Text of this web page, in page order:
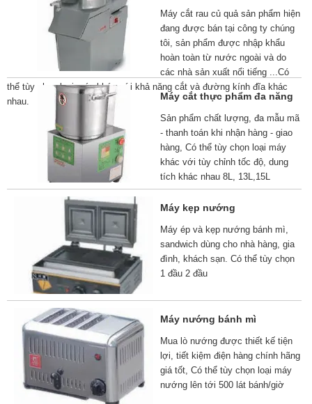
Máy cắt rau củ quả sản phẩm hiện
đang được bán tại công ty chúng
tôi, sản phẩm được nhập khẩu
hoàn toàn từ nước ngoài và do
các nhà sản xuất nổi tiếng ...Có
thể tùy chọn loại máy khác với khả năng cắt và đường kính đĩa khác
nhau.
Máy cắt thực phẩm đa năng
Sản phẩm chất lượng, đa mẫu mã
- thanh toán khi nhận hàng - giao
hàng, Có thể tùy chọn loại máy
khác với tùy chỉnh tốc độ, dung
tích khác nhau 8L, 13L,15L
Máy kẹp nướng
Máy ép và kẹp nướng bánh mì,
sandwich dùng cho nhà hàng, gia
đình, khách sạn. Có thể tùy chọn
1 đầu 2 đầu
Máy nướng bánh mì
Mua lò nướng được thiết kế tiện
lợi, tiết kiệm điện hàng chính hãng
giá tốt, Có thể tùy chọn loại máy
nướng lên tới 500 lát bánh/giờ